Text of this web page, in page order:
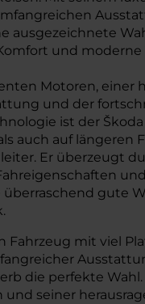
ausgezeichnete
und moderne
Motoren, einer
und der
ist der
auch auf längeren
Er überzeugt
überraschend gute
Fahrzeug mit viel
die perfekte
und seiner